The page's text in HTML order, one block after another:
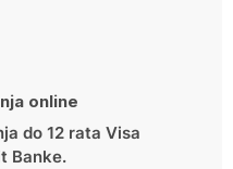
online
do 12 rata Visa
Banke.